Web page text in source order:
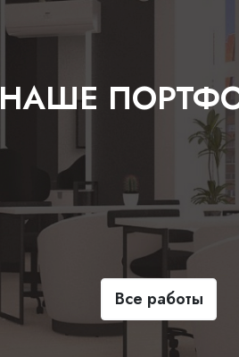
НАШЕ
Все работы